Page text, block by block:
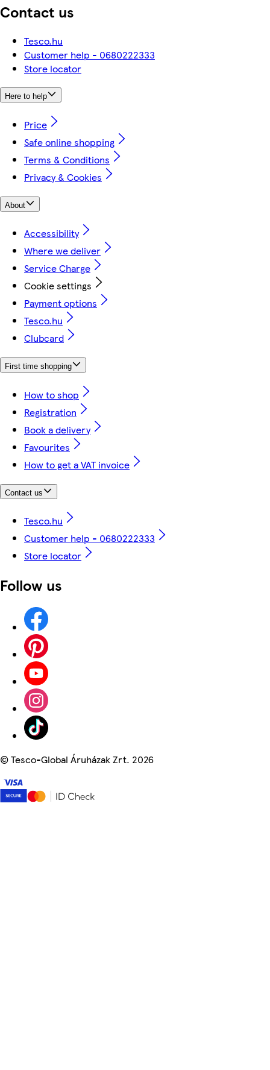
Contact us
Tesco.hu
Customer help - 0680222333
Store locator
Here to help
Price
Safe online shopping
Terms & Conditions
Privacy & Cookies
About
Accessibility
Where we deliver
Service Charge
Cookie settings
Payment options
Tesco.hu
Clubcard
First time shopping
How to shop
Registration
Book a delivery
Favourites
How to get a VAT invoice
Contact us
Tesco.hu
Customer help - 0680222333
Store locator
Follow us
©Tesco-Global Áruházak Zrt. 2026